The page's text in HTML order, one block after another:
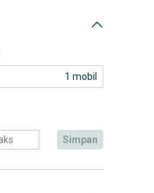
1 mobil
simpan